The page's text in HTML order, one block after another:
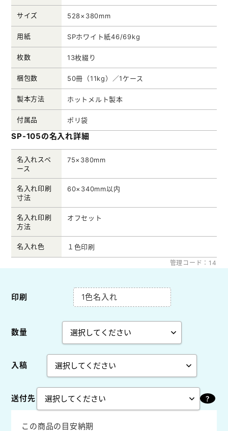
サイズ 528×380mm
用紙 SPホワイト紙46/69kg
枚数 13枚綴り
梱包数 50冊（11kg）／1ケース
製本方法 ホットメルト製本
付属品 ポリ袋
SP-105の名入れ詳細
名入れスペ
ース
75×380mm
名入れ印刷
寸法
60×340mm以内
名入れ印刷
方法
オフセット
名入れ色 １色印刷
管理コード：14
印刷 1色名入れ
数量
入稿
送付先
この商品の目安納期